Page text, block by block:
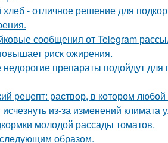
- отличное решение для
сообщения от Telegram
риск ожирения.
недорогие препараты подойдут
рецепт: раствор, в котором
из-за изменений климата
молодой рассады томатов.
образом.